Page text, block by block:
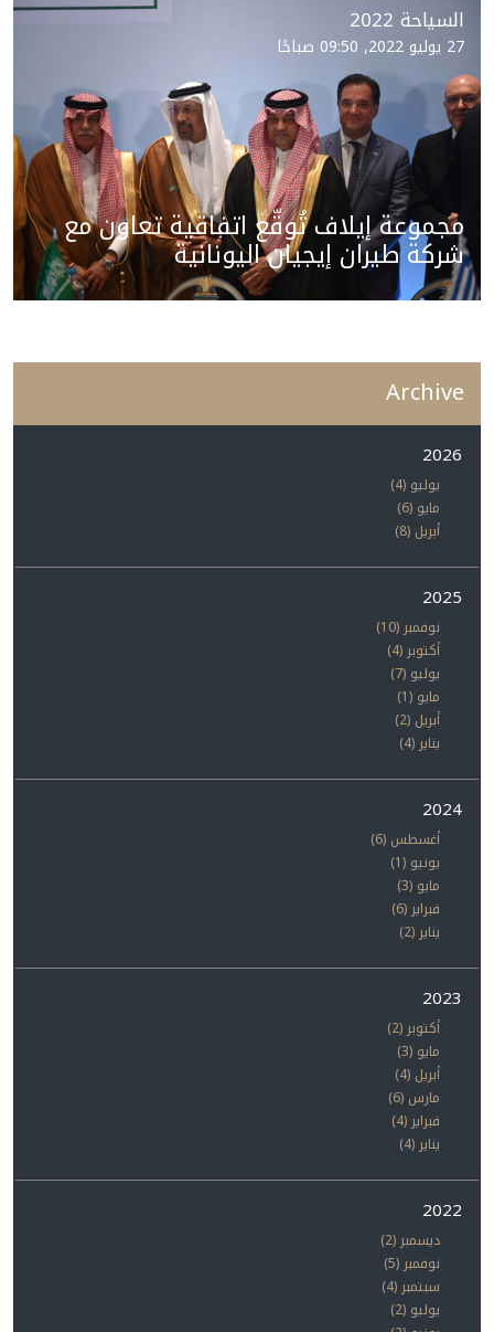
السياحة 2022
27 يوليو 2022, 09:50 صباحًا
مجموعة إيلاف تُوقّع اتفاقية تعاون مع
شركة طيران إيجيان اليونانية
Archive
2026
يوليو (4)
مايو (6)
أبريل (8)
2025
نوفمبر (10)
أكتوبر (4)
يوليو (7)
مايو (1)
أبريل (2)
يناير (4)
2024
أغسطس (6)
يونيو (1)
مايو (3)
فبراير (6)
يناير (2)
2023
أكتوبر (2)
مايو (3)
أبريل (4)
مارس (6)
فبراير (4)
يناير (4)
2022
ديسمبر (2)
نوفمبر (5)
سبتمبر (4)
يوليو (2)